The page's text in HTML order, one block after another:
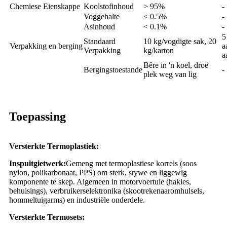
Chemiese Eienskappe Koolstofinhoud > 95%
-
Voggehalte
< 0.5%
-
Asinhoud
< 0.1% -
Verpakking en berging
Standaard
Verpakking
10 kg/vogdigte sak, 20
kg/karton
Bergingstoestande
Bêre in 'n koel, droë
plek weg van lig
-
Toepassing
Versterkte Termoplastiek:
Inspuitgietwerk:Gemeng met termoplastiese korrels (soos
nylon, polikarbonaat, PPS) om sterk, stywe en liggewig
komponente te skep. Algemeen in motorvoertuie (hakies,
behuisings), verbruikerselektronika (skootrekenaaromhulsels,
hommeltuigarms) en industriële onderdele.
Versterkte Termosets: